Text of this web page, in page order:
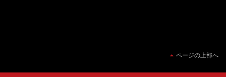
ページの上部へ